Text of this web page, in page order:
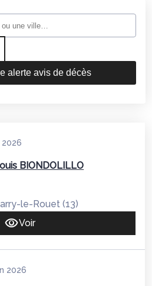
alerte avis de décès
BIONDOLILLO
le-Rouet (13)
Voir
2026